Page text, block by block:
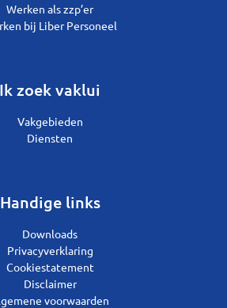
Werken als zzp’er
bij Liber Personeel
Ik zoek vaklui
Vakgebieden
Diensten
Handige links
Downloads
Privacyverklaring
Cookiestatement
Disclaimer
voorwaarden